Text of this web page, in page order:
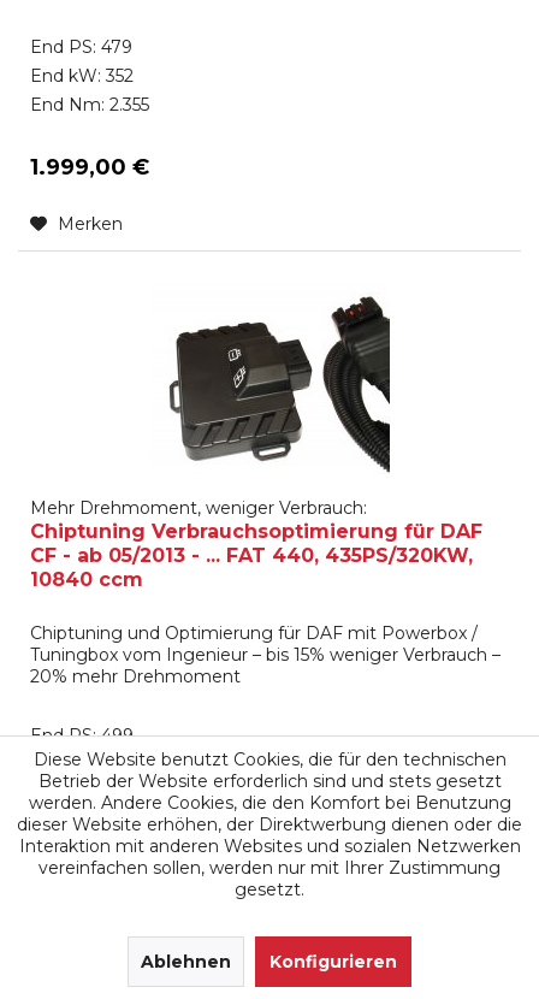
End PS: 479
End kW: 352
End Nm: 2.355
1.999,00 €
Merken
Mehr Drehmoment, weniger Verbrauch:
Chiptuning Verbrauchsoptimierung für DAF
CF - ab 05/2013 - ... FAT 440, 435PS/320KW,
10840 ccm
Chiptuning und Optimierung für DAF mit Powerbox /
Tuningbox vom Ingenieur – bis 15% weniger Verbrauch –
20% mehr Drehmoment
End PS: 499
End kW: 367
End Nm: 2.455
1.999,00 €
Diese Website benutzt Cookies, die für den technischen
Betrieb der Website erforderlich sind und stets gesetzt
werden. Andere Cookies, die den Komfort bei Benutzung
dieser Website erhöhen, der Direktwerbung dienen oder die
Interaktion mit anderen Websites und sozialen Netzwerken
vereinfachen sollen, werden nur mit Ihrer Zustimmung
gesetzt.
Ablehnen Konfigurieren
SEHR GUT (4.9 / 5)
Bewertungen bei: google.de, shopvote.de ⓘ
Informationen zur Echtheit der Bewertungen